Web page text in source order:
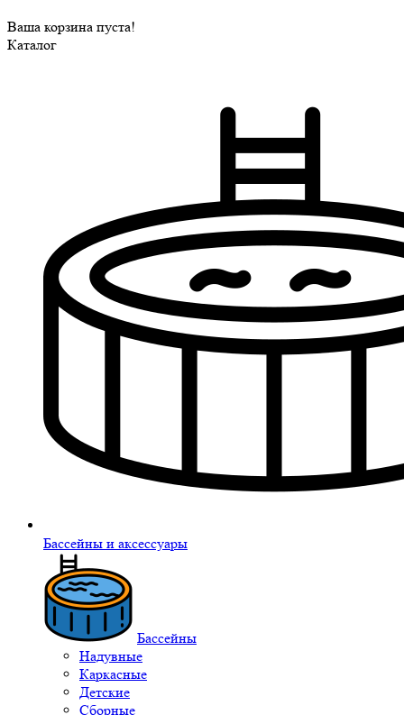
Ваша корзина пуста!
Каталог
Бассейны и аксессуары
Бассейны
Надувные
Каркасные
Детские
Сборные